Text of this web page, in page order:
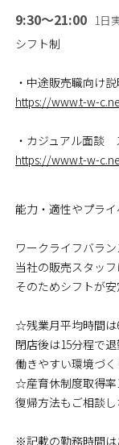
9:30～21:00 1日
シフト制
・中途販売職向け
https://www.t-w-
・カジュアル面談
https://www.t-w-
能力・適性やプラ
ワークライフバラ
当社の販売スタッフ
そのためシフトが
☆残業月平均時間は
閉店後は15分程で
働きやすい環境づ
☆産育休制度取得率
復帰方法もご相談し
※記載の勤務時間は